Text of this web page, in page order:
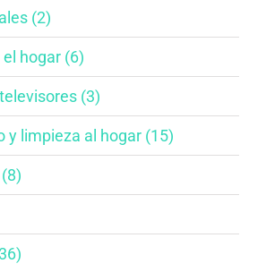
(2)
hogar​ (6)
(3)
y limpieza al hogar​ (15)